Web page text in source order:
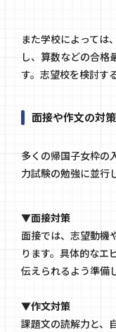
また学校によっては
し、算数などの合格
す。志望校を検討す
面接や作文の対
多くの帰国子女枠の
力試験の勉強に並行
▼面接対策
面接では、志望動機
ります。具体的なエ
伝えられるよう準備
▼作文対策
課題文の読解力と、